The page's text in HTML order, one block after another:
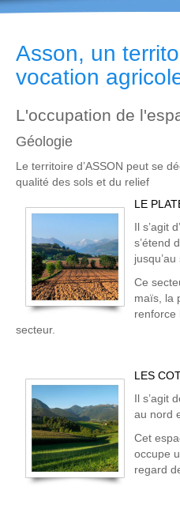
Asson, un
vocation
L'occupation de
Géologie
Le territoire d’ASSON peut se
qualité des sols et du relief
LE
Il s’agit
s’étend
jusqu’au
Ce
maïs, la
renforce
secteur.
LES
Il s’agit
au nord
Cet
occupe
regard